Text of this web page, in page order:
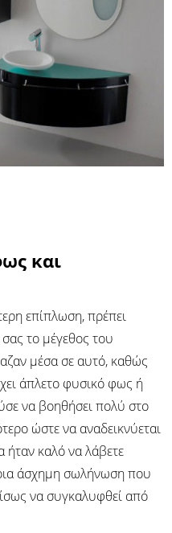
και
επίπλωση, πρέπει
το μέγεθος του
μέσα σε αυτό, καθώς
άπλετο φυσικό φως ή
να βοηθήσει πολύ στο
ώστε να αναδεικνύεται
ήταν καλό να λάβετε
άσχημη σωλήνωση που
να συγκαλυφθεί από